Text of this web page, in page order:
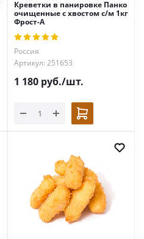
Креветки в панировке Панко
очищенные с хвостом с/м 1кг
Фрост-А
Россия
Артикул: 251653
1 180 руб./шт.